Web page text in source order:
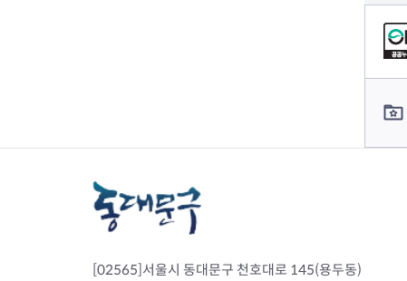
[02565]서울시 동대문구 천호대로 145(용두동)